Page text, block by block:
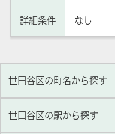
詳細条件 なし
世田谷区の町名から探す
世田谷区の駅から探す